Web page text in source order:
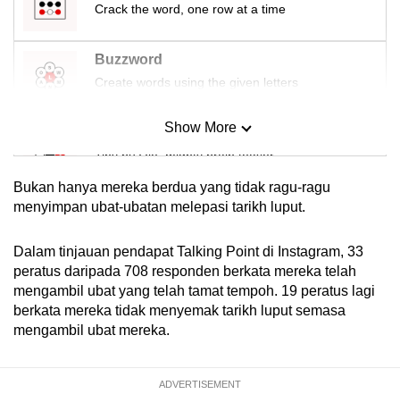
Crack the word, one row at a time
Buzzword
Create words using the given letters
Mini Sudoku
Tiny puzzle, mighty brain teaser
Mini Crossword
Word Search
Spot as many words as you can
Show More
Bukan hanya mereka berdua yang tidak ragu-ragu
menyimpan ubat-ubatan melepasi tarikh luput.
Dalam tinjauan pendapat Talking Point di Instagram, 33
peratus daripada 708 responden berkata mereka telah
mengambil ubat yang telah tamat tempoh. 19 peratus lagi
berkata mereka tidak menyemak tarikh luput semasa
mengambil ubat mereka.
ADVERTISEMENT